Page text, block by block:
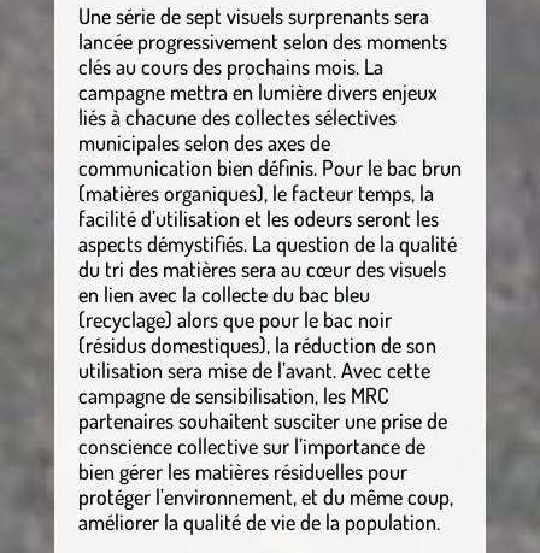
Une série de sept visuels surprenants sera
lancée progressivement selon des moments
clés au cours des prochains mois. La
campagne mettra en lumière divers enjeux
liés à chacune des collectes sélectives
municipales selon des axes de
communication bien définis. Pour le bac brun
(matières organiques), le facteur temps, la
facilité d’utilisation et les odeurs seront les
aspects démystifiés. La question de la qualité
du tri des matières sera au cœur des visuels
en lien avec la collecte du bac bleu
(recyclage) alors que pour le bac noir
(résidus domestiques), la réduction de son
utilisation sera mise de l’avant. Avec cette
campagne de sensibilisation, les MRC
partenaires souhaitent susciter une prise de
conscience collective sur l’importance de
bien gérer les matières résiduelles pour
protéger l’environnement, et du même coup,
améliorer la qualité de vie de la population.